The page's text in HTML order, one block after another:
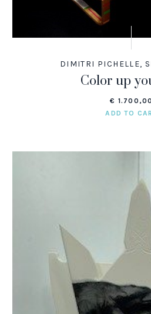
DIMITRI PICHELLE,
Color up
€ 1.700,00
ADD TO